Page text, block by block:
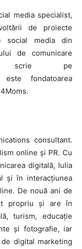
media specialist,
de proiecte
social media din
de comunicare
scrie pe
este fondatoarea
consultant.
online și PR. Cu
digitală, Iulia
și în interacțiunea
De nouă ani de
propriu și are în
turism, educație
și fotografie, iar
digital marketing